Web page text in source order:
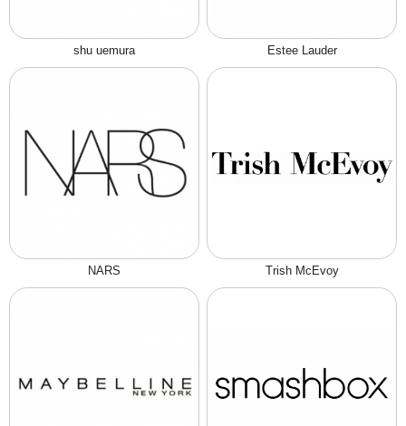
shu uemura Estee Lauder
NARS Trish McEvoy